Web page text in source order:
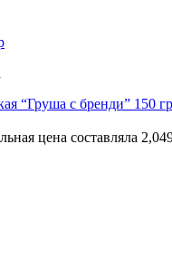
“Груша с бренди” 150
цена составляла